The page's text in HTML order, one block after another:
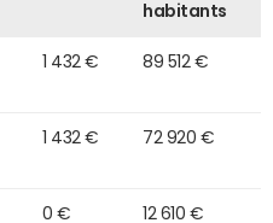
habitants
1 432 € 89 512 €
1 432 € 72 920 €
0 € 12 610 €